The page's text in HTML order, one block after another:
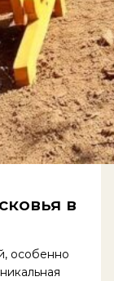
в
особенно